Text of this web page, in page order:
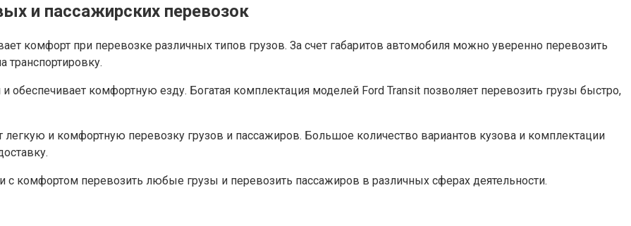
и пассажирских перевозок
комфорт при перевозке различных типов грузов. За счет габаритов автомобиля можно уверенно перевозить
транспортировку.
комфортную езду. Богатая комплектация моделей Ford Transit позволяет перевозить грузы быстро,
и комфортную перевозку грузов и пассажиров. Большое количество вариантов кузова и комплектации
с комфортом перевозить любые грузы и перевозить пассажиров в различных сферах деятельности.